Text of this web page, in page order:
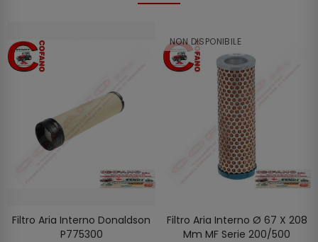
AGGIUNGI AL CARRELLO
Filtro Aria Interno Donaldson
P775300
NON DISPONIBILE
SCOPRIRE
Filtro Aria Interno Ø 67 X 208
Mm MF Serie 200/500